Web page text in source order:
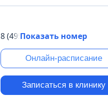
8 (495) 431-69-47
Показать номер
Онлайн-расписание
Записаться в клинику